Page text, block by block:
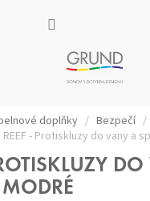
doplňky / Bezpečí /
REEF - Protiskluzy do vany a